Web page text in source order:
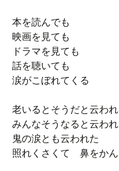
本を読んでも
映画を見ても
ドラマを見ても
話を聴いても
涙がこぼれてくる
老いるとそうだと云わ
みんなそうなると云わ
鬼の涙とも云われた
照れくさくて 鼻をか